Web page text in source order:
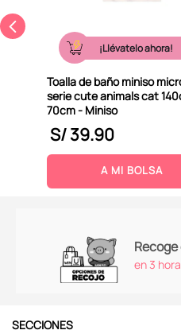
¡Llévatelo ahora!
Toalla de baño miniso
serie cute animals cat
70cm - Miniso
S/39.90
A MI BOLSA
en 3
SECCIONES